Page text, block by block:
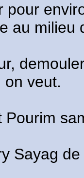
pour
au milieu
on veut.
Pourim
Sayag